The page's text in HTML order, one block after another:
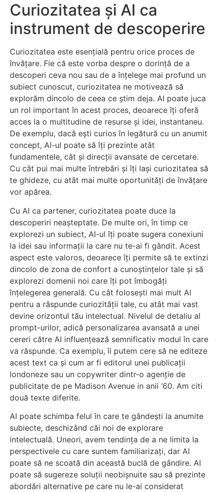
Curiozitatea și AI ca
instrument de descoperire
Curiozitatea este esențială pentru orice proces de
învățare. Fie că este vorba despre o dorință de a
descoperi ceva nou sau de a înțelege mai profund un
subiect cunoscut, curiozitatea ne motivează să
explorăm dincolo de ceea ce știm deja. AI poate juca
un rol important în acest proces, deoarece îți oferă
acces la o multitudine de resurse și idei, instantaneu.
De exemplu, dacă ești curios în legătură cu un anumit
concept, AI-ul poate să îți prezinte atât
fundamentele, cât și direcții avansate de cercetare.
Cu cât pui mai multe întrebări și îți lași curiozitatea să
te ghideze, cu atât mai multe oportunități de învățare
vor apărea.
Cu AI ca partener, curiozitatea poate duce la
descoperiri neașteptate. De multe ori, în timp ce
explorezi un subiect, AI-ul îți poate sugera conexiuni
la idei sau informații la care nu te-ai fi gândit. Acest
aspect este valoros, deoarece îți permite să te extinzi
dincolo de zona de confort a cunoștințelor tale și să
explorezi domenii noi care îți pot îmbogăți
înțelegerea generală. Cu cât folosești mai mult AI
pentru a răspunde curiozității tale, cu atât mai vast
devine orizontul tău intelectual. Nivelul de detaliu al
prompt-urilor, adică personalizarea avansată a unei
cereri către AI influențează semnificativ modul în care
va răspunde. Ca exemplu, îi putem cere să ne editeze
acest text ca și cum ar fi editorul unei publicații
londoneze sau un copywriter dintr-o agenție de
publicitate de pe Madison Avenue in anii ‘60. Am citi
două texte diferite.
AI poate schimba felul în care te gândești la anumite
subiecte, deschizând căi noi de explorare
intelectuală. Uneori, avem tendința de a ne limita la
perspectivele cu care suntem familiarizați, dar AI
poate să ne scoată din această buclă de gândire. AI
poate să sugereze soluții neobișnuite sau să prezinte
abordări alternative pe care nu le-ai considerat